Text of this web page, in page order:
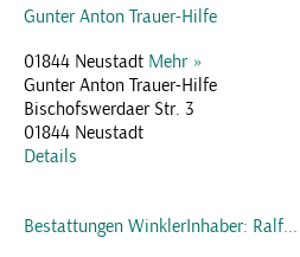
Gunter Anton Trauer-Hilfe
01844 Neustadt Mehr »
Gunter Anton Trauer-Hilfe
Bischofswerdaer Str. 3
01844 Neustadt
Details
Bestattungen WinklerInhaber: Ralf...